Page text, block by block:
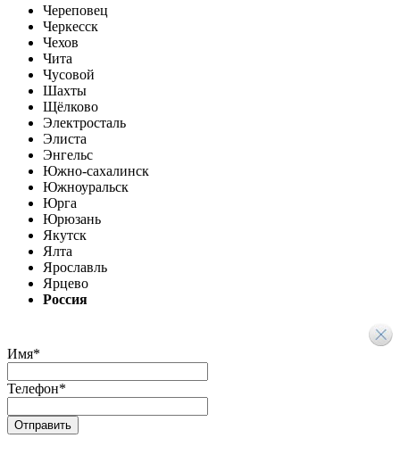
Череповец
Черкесск
Чехов
Чита
Чусовой
Шахты
Щёлково
Электросталь
Элиста
Энгельс
Южно-сахалинск
Южноуральск
Юрга
Юрюзань
Якутск
Ялта
Ярославль
Ярцево
Россия
Имя*
Телефон*